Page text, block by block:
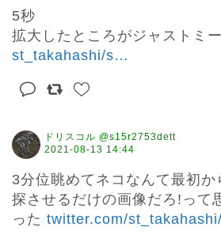
5秒
拡大したところがジャストミ
st_takahashi/s…
ドリスコル @s15r2753dett
2021-08-13 14:44
3分位眺めてネコなんて最初か
探させるだけの画像だろ!って
った twitter.com/